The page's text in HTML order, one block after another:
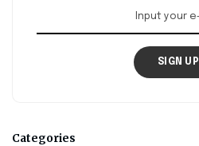
SIGN UP
Categories